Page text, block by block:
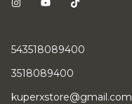
543518089400
3518089400
kuperxstore@gmail.com